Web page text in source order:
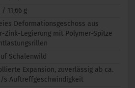
/ 11,66 g
Deformationsgeschoss aus
Zink-Legierung mit Polymer-Spitze
Schalenwild
Expansion, zuverlässig ab ca.
s Auftreffgeschwindigkeit